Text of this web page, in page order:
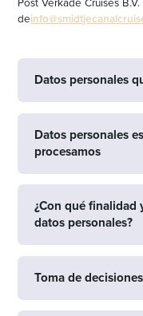
de
Datos personales
Datos personales
procesamos
¿Con qué finalidad
datos personales?
Toma de